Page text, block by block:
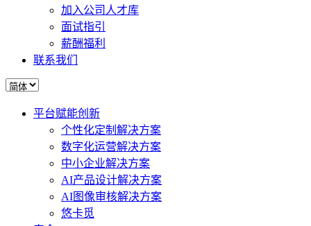
加入公司人才库
面试指引
薪酬福利
联系我们
平台赋能创新
个性化定制解决方案
数字化运营解决方案
中小企业解决方案
AI产品设计解决方案
AI图像审核解决方案
悠卡觅